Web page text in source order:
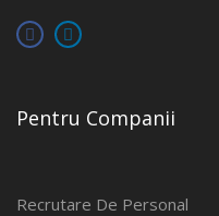
Pentru Companii
Recrutare De Personal